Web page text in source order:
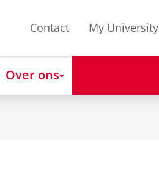
Contact My University
Over ons